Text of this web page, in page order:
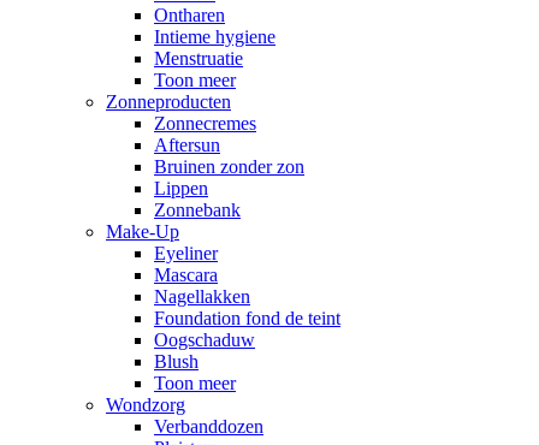
Ontharen
Intieme hygiene
Menstruatie
Toon meer
Zonneproducten
Zonnecremes
Aftersun
Bruinen zonder zon
Lippen
Zonnebank
Make-Up
Eyeliner
Mascara
Nagellakken
Foundation fond de teint
Oogschaduw
Blush
Toon meer
Wondzorg
Verbanddozen